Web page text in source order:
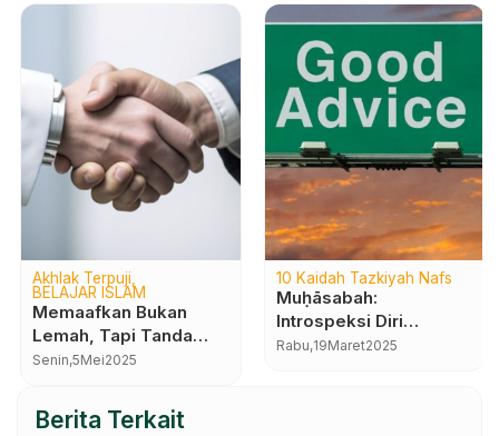
Akhlak Terpuji
BELAJAR ISLAM
Memaafkan Bukan
Lemah, Tapi Tanda
Kematangan Iman
Senin,5Mei2025
10 Kaidah Tazkiyah Nafs
Muḥāsabah:
Introspeksi Diri
Sebelum Terlambat
Rabu,19Maret2025
Berita Terkait